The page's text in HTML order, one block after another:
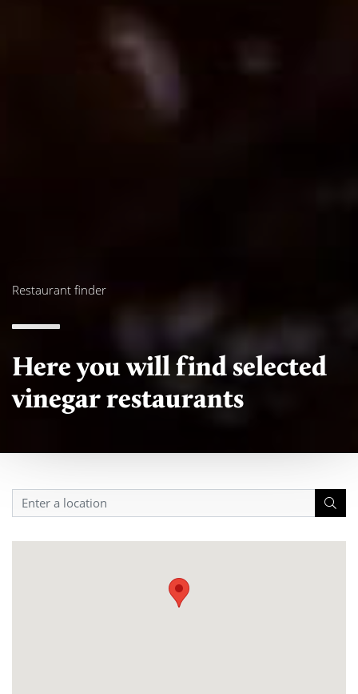
Restaurant finder
Here you will find selected
vinegar restaurants